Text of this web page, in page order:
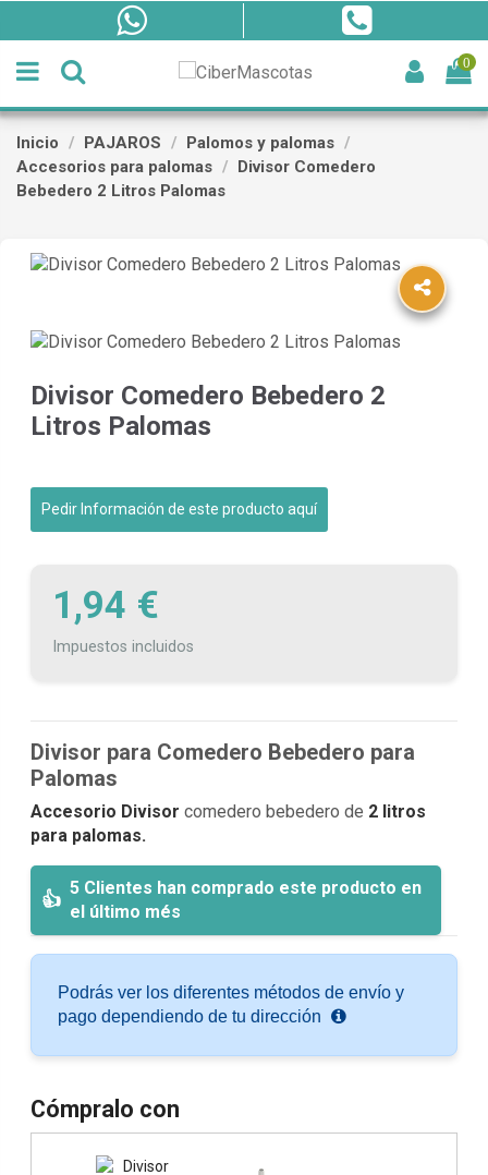
0
Inicio PAJAROS
Palomos y palomas
Accesorios para palomas
Divisor Comedero
Bebedero 2 Litros Palomas
Divisor Comedero Bebedero 2
Litros Palomas
Pedir Información de este producto aquí
1,94 €
Impuestos incluidos
Divisor para Comedero Bebedero para
Palomas
Accesorio Divisor comedero bebedero de 2 litros
para palomas.
5 Clientes han comprado este producto en
el último més
Podrás ver los diferentes métodos de envío y
pago dependiendo de tu dirección
Cómpralo con